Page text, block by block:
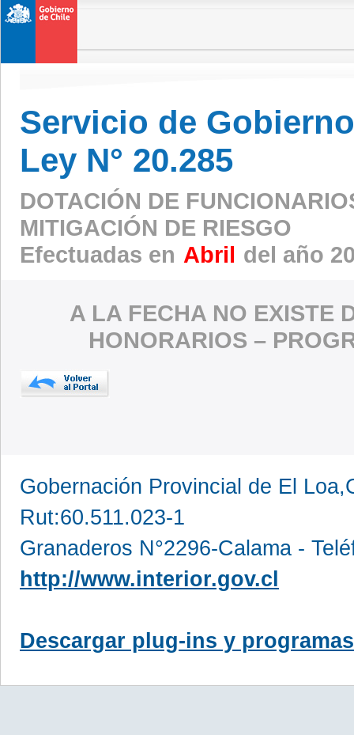
Servicio de
Ley N° 20.285
DOTACIÓN DE
MITIGACIÓN DE RIESGO
Efectuadas en Abril del año
A LA FECHA NO EXISTE
HONORARIOS –
Gobernación Provincial de El
Rut:60.511.023-1
Granaderos N°2296-Calama -
http://www.interior.gov.cl
Descargar plug-ins y